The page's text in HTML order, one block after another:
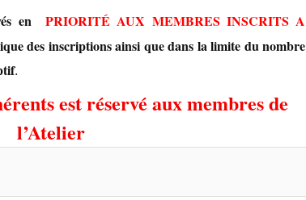
enPRIORITÉ AUX MEMBRES INSCRITS A
des inscriptions ainsi que dans la limite du nombre
.
est réservé aux membres de
l’Atelier